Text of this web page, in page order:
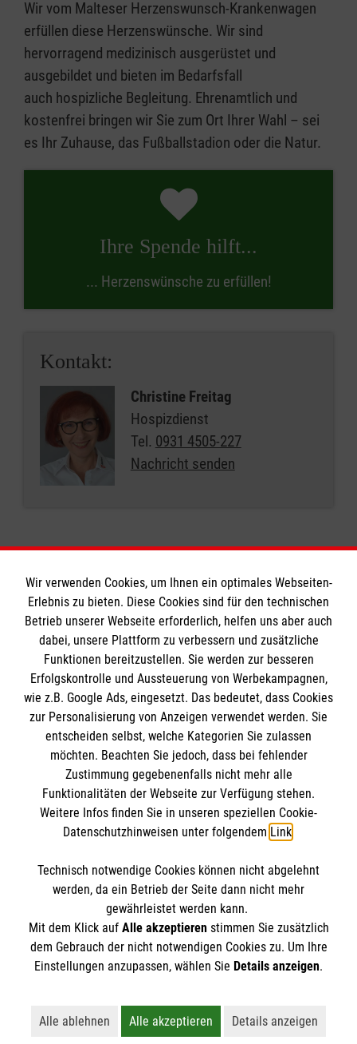
Wir vom Malteser Herzenswunsch-Krankenwagen
erfüllen diese Herzenswünsche. Wir sind
hervorragend medizinisch ausgerüstet und
ausgebildet und bieten im Bedarfsfall
auch hospizliche Begleitung. Ehrenamtlich und
kostenfrei bringen wir Sie zum Ort Ihrer Wahl – sei
es Ihr Zuhause, das Fußballstadion oder die Natur.
Ihre Spende hilft...
... Herzenswünsche zu erfüllen!
Kontakt:
Christine Freitag
Hospizdienst
Tel. 0931 4505-227
Nachricht senden
Informationen
Impressum
Datenschutz
Kontakt
Die Malteser
Malteser in Deutschland
Malteserorden
Sharepoint
Spendenkonto
IBAN: DE27 3706 0120 1201 2220 16
BIC: GENODED1PA7
So finden Sie uns
Malteser Hilfsdienst e.V. und gGmbH
Mainaustraße 45
Der Malteser Hilfsdienst e.V. ist als eingetragene
Gewerbesteuer befreit.
Wir verwenden Cookies, um Ihnen ein optimales Webseiten-
Erlebnis zu bieten. Diese Cookies sind für den technischen
Betrieb unserer Webseite erforderlich, helfen uns aber auch
dabei, unsere Plattform zu verbessern und zusätzliche
Funktionen bereitzustellen. Sie werden zur besseren
Erfolgskontrolle und Aussteuerung von Werbekampagnen,
wie z.B. Google Ads, eingesetzt. Das bedeutet, dass Cookies
zur Personalisierung von Anzeigen verwendet werden. Sie
entscheiden selbst, welche Kategorien Sie zulassen
möchten. Beachten Sie jedoch, dass bei fehlender
Zustimmung gegebenenfalls nicht mehr alle
Funktionalitäten der Webseite zur Verfügung stehen.
Weitere Infos finden Sie in unseren speziellen Cookie-
Datenschutzhinweisen unter folgendem Link.
Technisch notwendige Cookies können nicht abgelehnt
werden, da ein Betrieb der Seite dann nicht mehr
gewährleistet werden kann.
Mit dem Klick auf Alle akzeptierenstimmen Sie zusätzlich
dem Gebrauch der nicht notwendigen Cookies zu. Um Ihre
Einstellungen anzupassen, wählen Sie Details anzeigen.
Alle ablehnen
Lehnt alle nicht-essentiellen Cookies ab
Alle akzeptieren
Akzeptiert alle Cookies
Details anzeigen